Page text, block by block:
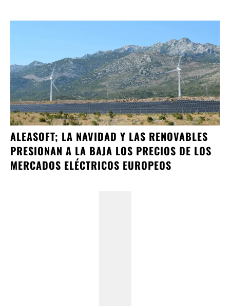
ALEASOFT; LA NAVIDAD Y LAS RENOVABLES
PRESIONAN A LA BAJA LOS PRECIOS DE LOS
MERCADOS ELÉCTRICOS EUROPEOS